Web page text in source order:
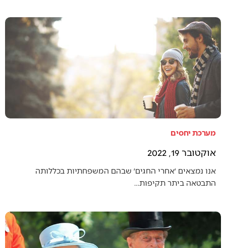
מערכת יחסים
אוקטובר 19, 2022
אנו נמצאים ׳אחרי החגים׳ שבהם המשפחתיות בכללותה
התבטאה ביתר תקיפות…